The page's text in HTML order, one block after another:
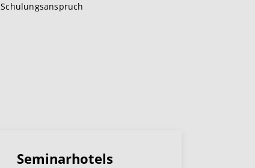
Schulungsanspruch
Seminarhotels